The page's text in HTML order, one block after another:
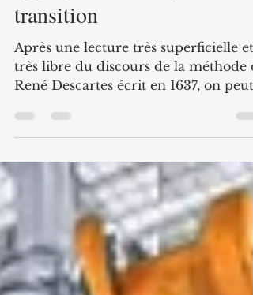
Le discours de la méthode
appliqué au management de
transition
Après une lecture très superficielle et
appliquer au manager de transition
points ci-dessous. L'environnement:
Un manager de transition « obéit aux
lois et aux coutumes de l’entreprise
dans laquelle il exerce une mission en
retenant constamment l’objectif qui
a été donné. Il se règle sur ceux avec